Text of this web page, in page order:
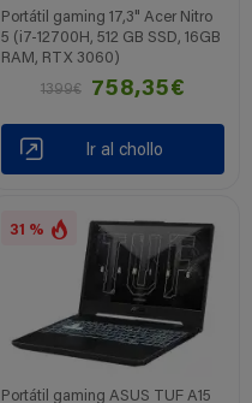
Portátil gaming 17,3" Acer Nitro
5 (i7-12700H, 512 GB SSD, 16GB
RAM, RTX 3060)
1399€
758,35€
Ir al chollo
31 %
Portátil gaming ASUS TUF A15